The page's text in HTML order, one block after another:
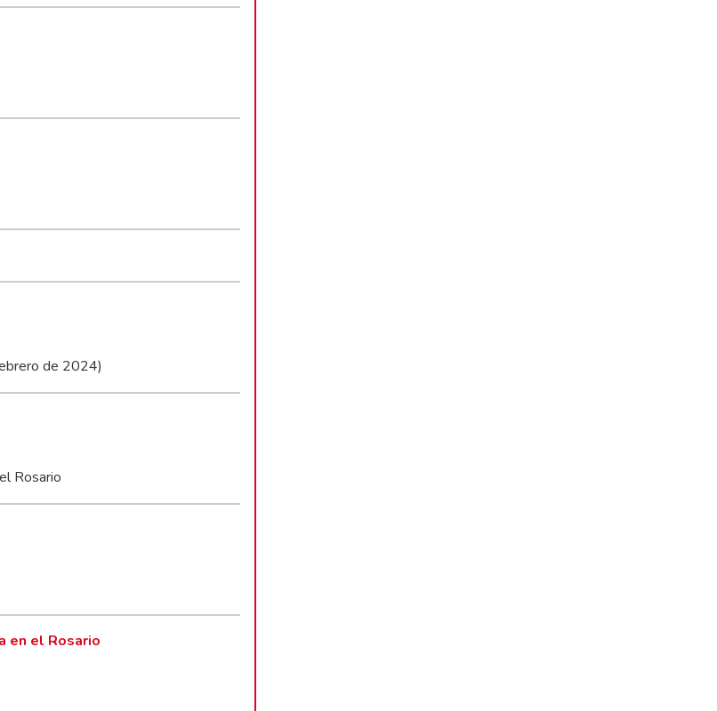
de 2024)
Rosario
en el Rosario